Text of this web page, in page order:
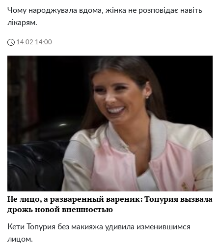
Чому народжувала вдома, жінка не розповідає навіть
лікарям.
14.02 14:00
Не лицо, а разваренный вареник: Топурия вызвала
дрожь новой внешностью
Кети Топурия без макияжа удивила изменившимся
лицом.